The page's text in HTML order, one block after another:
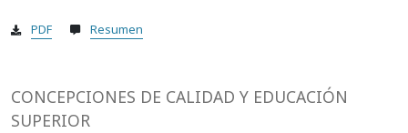
PDF Resumen
CONCEPCIONES DE CALIDAD Y EDUCACIÓN
SUPERIOR